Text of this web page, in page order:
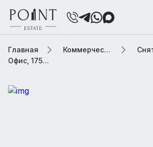
Главная Коммерческая элитная недвижимость
Офис, 1756 м2 В МФК «Монарх»